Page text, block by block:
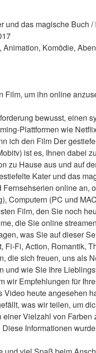
und das magische Buch
Animation, Komödie,
Film, um ihn online
bewusst, einen
Plattformen wie
ich den Film Der
ist es, Ihnen dabei
zu Hause aus und auf
Kater und das
online an,
Computern (PC und
Film, den Sie noch
die Sie online
was Sie auf dieser
Fi-Fi, Action, Romantik,
die sich freuen, uns als
und wie Sie Ihre
wir Empfehlungen für
Video heute angesehen
was wir teilen, um
Vielzahl von
Informationen